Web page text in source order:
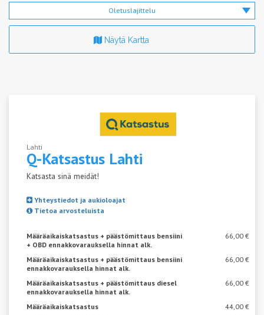
Oletuslajittelu
Näytä Kartta
Lahti
Q-Katsastus Lahti
Katsasta sinä meidät!
Yhteystiedot ja aukioloajat
Tietoa arvosteluista
Määräaikaiskatsastus + päästömittaus bensiini
+ OBD ennakkovarauksella hinnat alk.
66,00 €
Määräaikaiskatsastus + päästömittaus bensiini
ennakkovarauksella hinnat alk.
66,00 €
Määräaikaiskatsastus + päästömittaus diesel
ennakkovarauksella hinnat alk.
66,00 €
Määräaikaiskatsastus
44,00 €